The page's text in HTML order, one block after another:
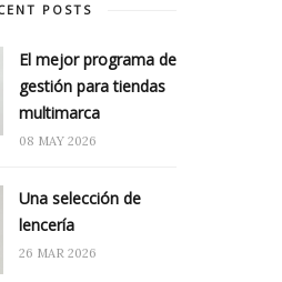
POSTS
El mejor programa de
gestión para tiendas
multimarca
08 MAY 2026
Una selección de
lencería
26 MAR 2026